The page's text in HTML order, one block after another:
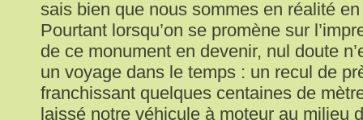
sais bien que nous sommes en réalité en
Pourtant lorsqu’on se promène sur
de ce monument en devenir, nul doute
un voyage dans le temps : un recul de
franchissant quelques centaines de
laissé notre véhicule à moteur au milieu